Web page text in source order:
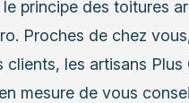
principe des toitures
Proches de chez
clients, les artisans
mesure de vous